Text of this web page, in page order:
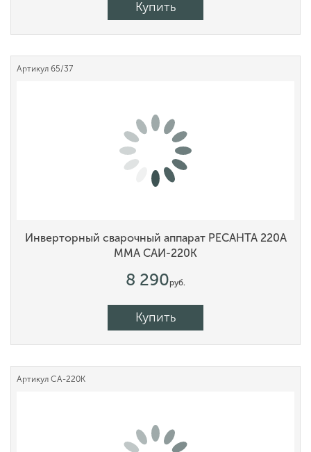
Купить
Артикул 65/37
Инверторный сварочный аппарат РЕСАНТА 220А
MMA САИ-220К
8 290руб.
Купить
Артикул СА-220К